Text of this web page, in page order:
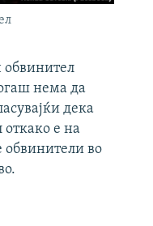
обвинител
нема да
дека
е на
обвинители во